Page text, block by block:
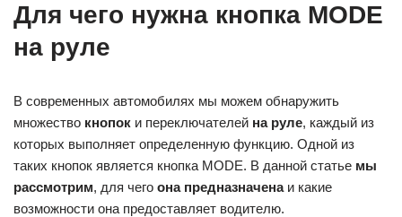
Для чего нужна кнопка MODE
на руле
В современных автомобилях мы можем обнаружить
множество кнопок и переключателей на руле, каждый из
которых выполняет определенную функцию. Одной из
таких кнопок является кнопка MODE. В данной статье мы
рассмотрим, для чего она предназначенаи какие
возможности она предоставляет водителю.